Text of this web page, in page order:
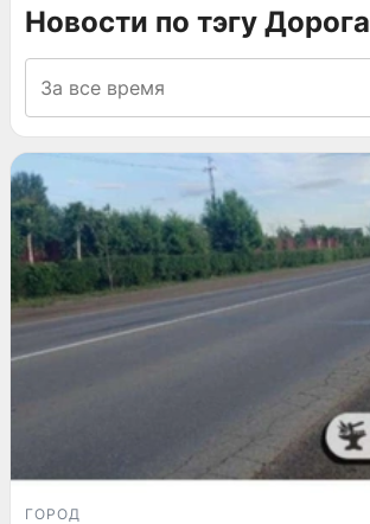
Новости по тэгу Дорога
ГОРОД